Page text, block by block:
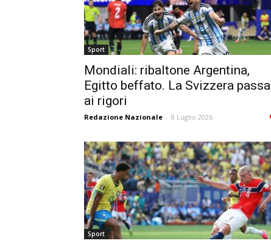
Sport
Mondiali: ribaltone Argentina,
Egitto beffato. La Svizzera passa
ai rigori
Redazione Nazionale - 8 Luglio 2026
Sport